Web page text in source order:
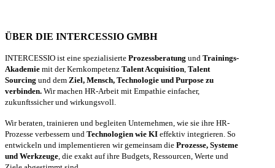
ÜBER DIE INTERCESSIO GMBH
INTERCESSIO ist eine spezialisierte Prozessberatung und Trainings-
Akademie mit der Kernkompetenz Talent Acquisition Talent
Sourcing und dem Ziel, Mensch, Technologie und Purpose zu
verbinden. Wir machen HR-Arbeit mit Empathie einfacher,
zukunftssicher und wirkungsvoll.
Wir beraten, trainieren und begleiten Unternehmen, wie sie ihre HR-
Prozesse verbessern und Technologien wie KI effektiv integrieren. So
entwickeln und implementieren wir gemeinsam die Prozesse, Systeme
und Werkzeuge , die exakt auf ihre Budgets, Ressourcen, Werte und